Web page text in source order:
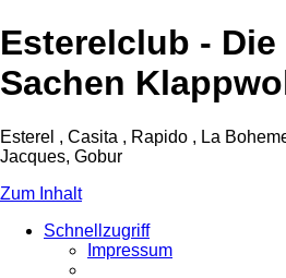
Esterelclub - Die
Sachen
Esterel , Casita , Rapido , La
Jacques, Gobur
Zum Inhalt
Schnellzugriff
Impressum